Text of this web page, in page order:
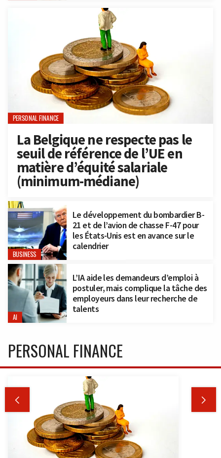
PERSONAL FINANCE
La Belgique ne respecte pas le
seuil de référence de l’UE en
matière d’équité salariale
(minimum-médiane)
BUSINESS
Le développement du bombardier B-
21 et de l’avion de chasse F-47 pour
les États-Unis est en avance sur le
calendrier
AI
L’IA aide les demandeurs d’emploi à
postuler, mais complique la tâche des
employeurs dans leur recherche de
talents
PERSONAL FINANCE
 